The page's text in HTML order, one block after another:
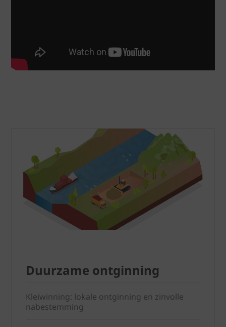
Duurzame ontginning
Kleiwinning: lokale ontginning en zinvolle
nabestemming